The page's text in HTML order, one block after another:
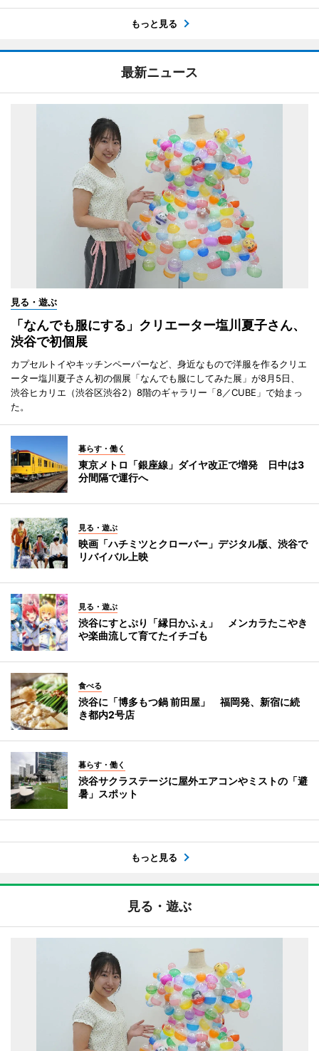
もっと見る
最新ニュース
見る・遊ぶ
「なんでも服にする」クリエーター塩川夏子さん、
渋谷で初個展
カプセルトイやキッチンペーパーなど、身近なもので洋服を作るクリエ
ーター塩川夏子さん初の個展「なんでも服にしてみた展」が8月5日、
渋谷ヒカリエ（渋谷区渋谷2）8階のギャラリー「8／CUBE」で始まっ
た。
暮らす・働く
東京メトロ「銀座線」ダイヤ改正で増発 日中は3
分間隔で運行へ
見る・遊ぶ
映画「ハチミツとクローバー」デジタル版、渋谷で
リバイバル上映
見る・遊ぶ
渋谷にすとぷり「縁日かふぇ」 メンカラたこやき
や楽曲流して育てたイチゴも
食べる
渋谷に「博多もつ鍋 前田屋」 福岡発、新宿に続
き都内2号店
暮らす・働く
渋谷サクラステージに屋外エアコンやミストの「避
暑」スポット
もっと見る
見る・遊ぶ